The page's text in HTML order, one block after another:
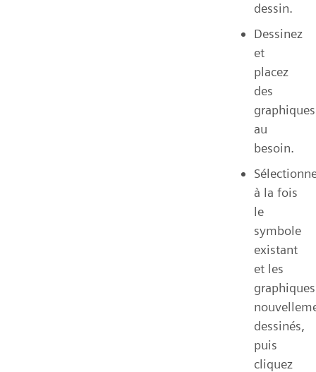
dessin.
Dessinez
et
placez
des
graphiques
au
besoin.
à la fois
le
symbole
existant
et les
graphiques
dessinés,
puis
cliquez